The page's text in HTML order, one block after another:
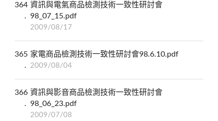
364 資訊與電氣商品檢測技術一致性研討會
98_07_15.pdf
2009/08/17
365 家電商品檢測技術一致性研討會98.6.10.pdf
2009/08/04
366 資訊與影音商品檢測技術一致性研討會
98_06_23.pdf
2009/07/08